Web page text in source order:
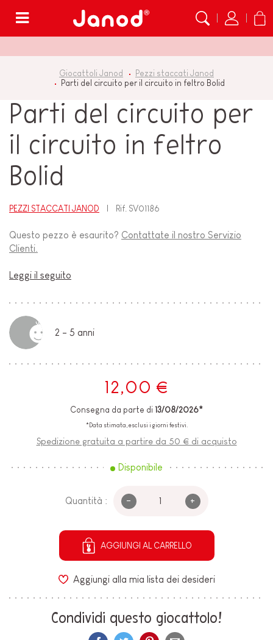
Giocattoli Janod
Pezzi staccati Janod
Parti del circuito per il circuito in feltro Bolid
Parti del circuito per
il circuito in feltro
Bolid
PEZZI STACCATI JANOD Rif. SV01186
Questo pezzo è esaurito? Contattate il nostro Servizio
Clienti.
Leggi il seguito
2 - 5 anni
12,00 €
Consegna da parte di 13/08/2026*
*Data stimata, esclusi i giorni festivi.
Spedizione gratuita a partire da 50 € di acquisto
Disponibile
Quantità : - +
AGGIUNGI AL CARRELLO
Aggiungi alla mia lista dei desideri
Condividi questo giocattolo!